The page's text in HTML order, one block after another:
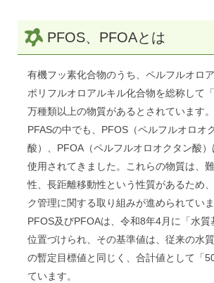
PFOS、PFOAとは
有機フッ素化合物のうち、ペルフルオロ
ポリフルオロアルキル化合物を総称して
万種類以上の物質があるとされています。
PFASの中でも、PFOS（ペルフルオロオ
酸）、PFOA（ペルフルオロオクタン酸
使用されてきました。これらの物質は、
性、長距離移動性という性質があるため
ク管理に関する取り組みが進められていま
PFOS及びPFOAは、令和8年4月に「水質
位置づけられ、その基準値は、従来の水
の暫定目標値と同じく、合計値として「
ています。